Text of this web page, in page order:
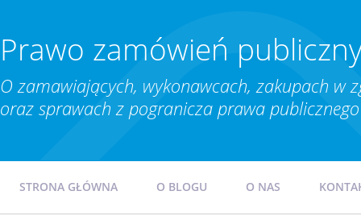
Prawo zamówień
O zamawiających, wykonawcach, zakupach w
oraz sprawach z pogranicza prawa
STRONA GŁÓWNA O BLOGU O NAS